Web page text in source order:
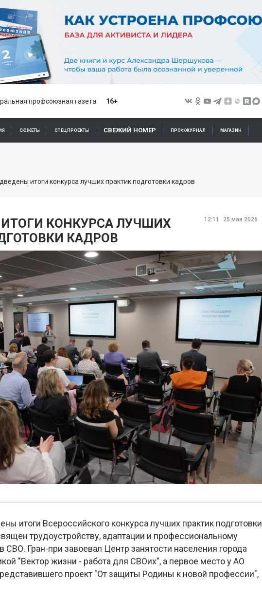
профсоюзная газета 16+
СЮЖЕТЫ СПЕЦПРОЕКТЫ СВЕЖИЙ НОМЕР ПРОФЖУРНАЛ МАГАЗИН
итоги конкурса лучших практик подготовки кадров
12:11 25 мая 2026
КОНКУРСА ЛУЧШИХ
КАДРОВ
итоги Всероссийского конкурса лучших практик подготовки
трудоустройству, адаптации и профессиональному
СВО. Гран-при завоевал Центр занятости населения города
"Вектор жизни - работа для СВОих", а первое место у АО
проект "От защиты Родины к новой профессии",